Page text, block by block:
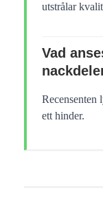
utstrålar
Vad
Recensenten
ett hinder.